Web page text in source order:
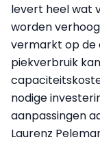
levert heel wat
worden
vermarkt op
piekverbruik
nodige
aanpassingen
Laurenz